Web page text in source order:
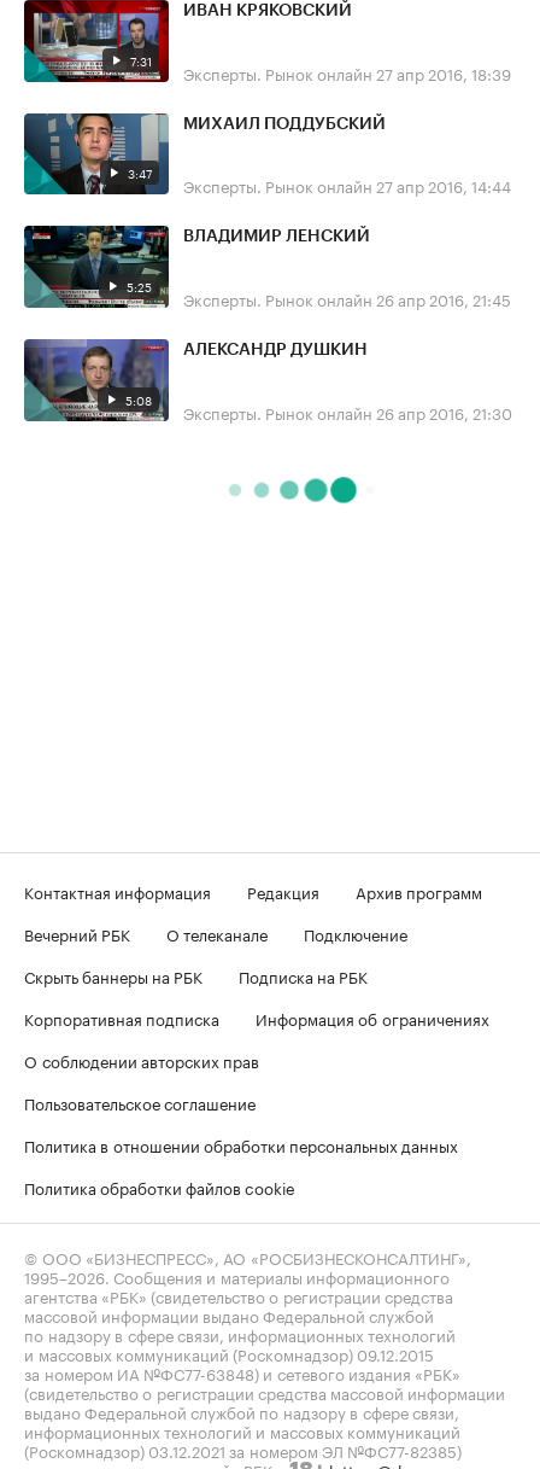
7:31
ИВАН КРЯКОВСКИЙ
Эксперты. Рынок онлайн 27 апр 2016, 18:39
3:47
МИХАИЛ ПОДДУБСКИЙ
Эксперты. Рынок онлайн 27 апр 2016, 14:44
5:25
ВЛАДИМИР ЛЕНСКИЙ
Эксперты. Рынок онлайн 26 апр 2016, 21:45
5:08
АЛЕКСАНДР ДУШКИН
Эксперты. Рынок онлайн 26 апр 2016, 21:30
Контактная информация Редакция
Архив программ
Вечерний РБК
О телеканале
Подключение
Скрыть баннеры на РБК
Подписка на РБК
Корпоративная подписка
Информация об ограничениях
О соблюдении авторских прав
Пользовательское соглашение
Политика в отношении обработки персональных данных
Политика обработки файлов cookie
© ООО «БИЗНЕСПРЕСС», АО «РОСБИЗНЕСКОНСАЛТИНГ»,
1995–2026 . Сообщения и материалы информационного
агентства «РБК» (свидетельство о регистрации средства
массовой информации выдано Федеральной службой
по надзору в сфере связи, информационных технологий
и массовых коммуникаций (Роскомнадзор) 09.12.2015
за номером ИА №ФС77-63848) и сетевого издания «РБК»
(свидетельство о регистрации средства массовой информации
выдано Федеральной службой по надзору в сфере связи,
информационных технологий и массовых коммуникаций
(Роскомнадзор) 03.12.2021 за номером ЭЛ №ФС77-82385)